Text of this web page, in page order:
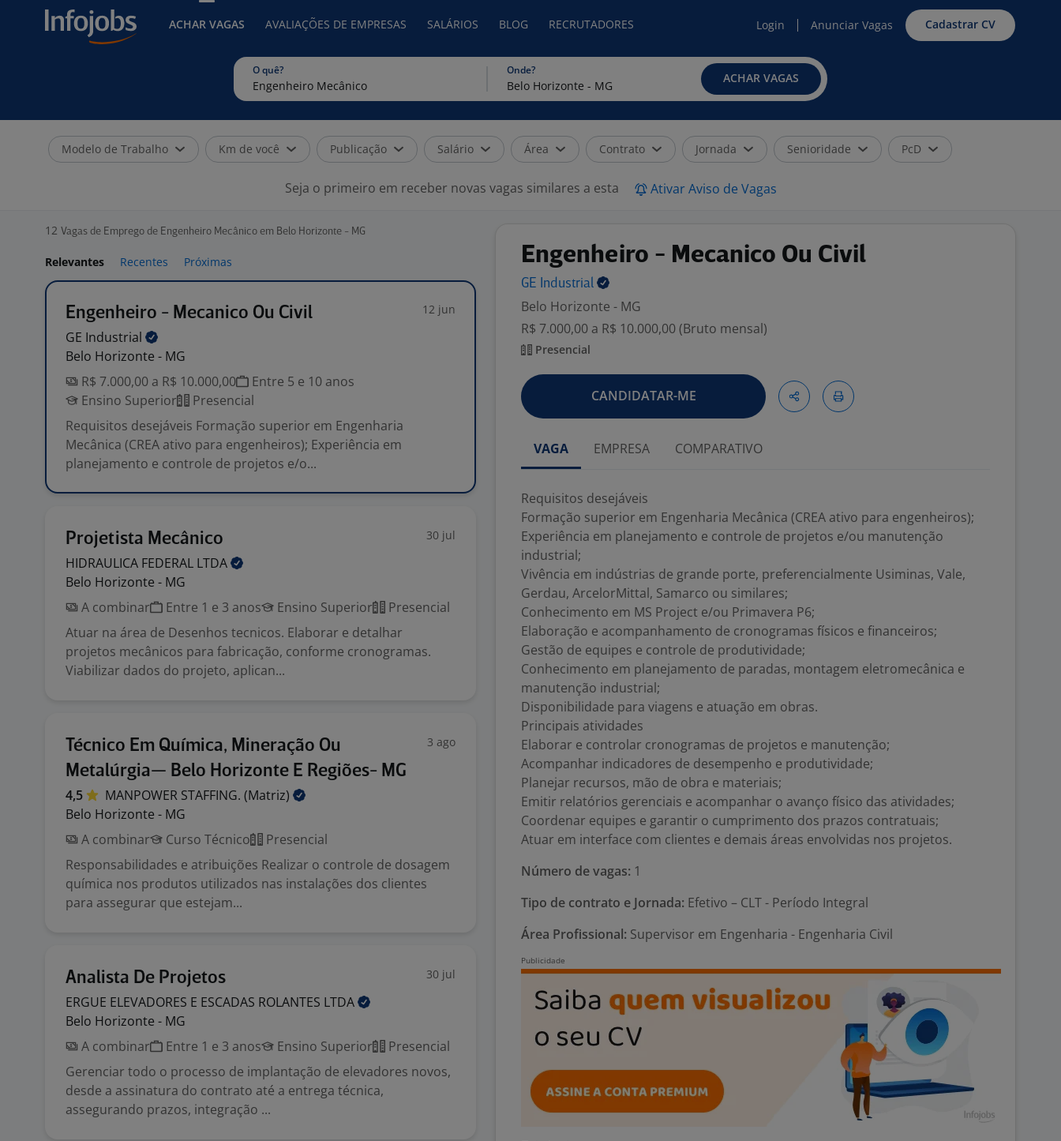
ACHAR VAGAS AVALIAÇÕES DE EMPRESAS SALÁRIOS BLOG RECRUTADORES Login Anunciar Vagas Cadastrar CV
O quê? Onde?
ACHAR VAGAS
Modelo de Trabalho Km de você Publicação Salário Área Contrato Jornada Senioridade PcD
Seja o primeiro em receber novas vagas similares a esta Ativar Aviso de Vagas
12 Vagas de Emprego de Engenheiro Mecânico em Belo Horizonte - MG
Relevantes Recentes Próximas
Engenheiro - Mecanico Ou Civil 12 jun
GE Industrial
Belo Horizonte - MG
R$ 7.000,00 a R$ 10.000,00
Entre 5 e 10 anos
Ensino Superior
Presencial
Requisitos desejáveis Formação superior em Engenharia
Mecânica (CREA ativo para engenheiros); Experiência em
planejamento e controle de projetos e/o...
Projetista Mecânico 30 jul
HIDRAULICA FEDERAL LTDA
Belo Horizonte - MG
A combinar
Entre 1 e 3 anos Ensino Superior
Presencial
Atuar na área de Desenhos tecnicos. Elaborar e detalhar
projetos mecânicos para fabricação, conforme cronogramas.
Viabilizar dados do projeto, aplican...
Técnico Em Química, Mineração Ou
Metalúrgia— Belo Horizonte E Regiões- MG
3 ago
4,5 MANPOWER STAFFING. (Matriz)
Belo Horizonte - MG
A combinar
Curso Técnico
Presencial
Responsabilidades e atribuições Realizar o controle de dosagem
química nos produtos utilizados nas instalações dos clientes
para assegurar que estejam...
Analista De Projetos 30 jul
ERGUE ELEVADORES E ESCADAS ROLANTES LTDA
Belo Horizonte - MG
A combinar
Entre 1 e 3 anos Ensino Superior
Presencial
Gerenciar todo o processo de implantação de elevadores novos,
desde a assinatura do contrato até a entrega técnica,
assegurando prazos, integração ...
Engenheiro - Mecanico Ou Civil
GE Industrial
Belo Horizonte - MG
R$ 7.000,00 a R$ 10.000,00 (Bruto mensal)
Presencial
CANDIDATAR-ME
VAGA EMPRESA COMPARATIVO
Requisitos desejáveis
Formação superior em Engenharia Mecânica (CREA ativo para engenheiros);
Experiência em planejamento e controle de projetos e/ou manutenção
industrial;
Vivência em indústrias de grande porte, preferencialmente Usiminas, Vale,
Gerdau, ArcelorMittal, Samarco ou similares;
Conhecimento em MS Project e/ou Primavera P6;
Elaboração e acompanhamento de cronogramas físicos e financeiros;
Gestão de equipes e controle de produtividade;
Conhecimento em planejamento de paradas, montagem eletromecânica e
manutenção industrial;
Disponibilidade para viagens e atuação em obras.
Principais atividades
Elaborar e controlar cronogramas de projetos e manutenção;
Acompanhar indicadores de desempenho e produtividade;
Planejar recursos, mão de obra e materiais;
Emitir relatórios gerenciais e acompanhar o avanço físico das atividades;
Coordenar equipes e garantir o cumprimento dos prazos contratuais;
Atuar em interface com clientes e demais áreas envolvidas nos projetos.
Número de vagas: 1
Tipo de contrato e Jornada: Efetivo – CLT - Período Integral
Área Profissional: Supervisor em Engenharia - Engenharia Civil